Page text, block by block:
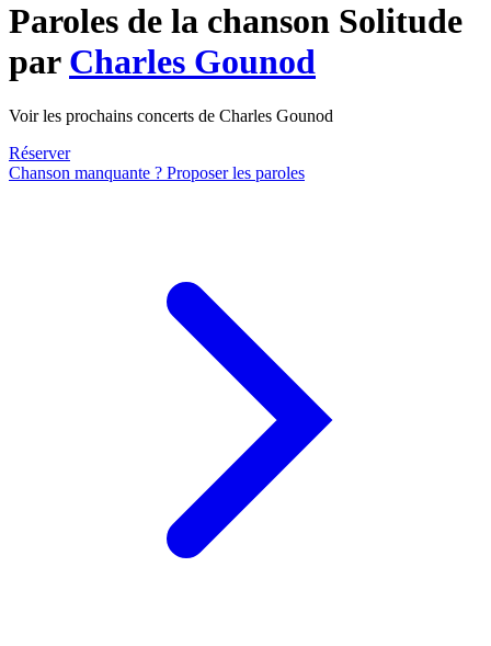
Paroles de la chanson Solitude
par Charles Gounod
Voir les prochains concerts de Charles Gounod
Réserver
Chanson manquante ? Proposer les paroles